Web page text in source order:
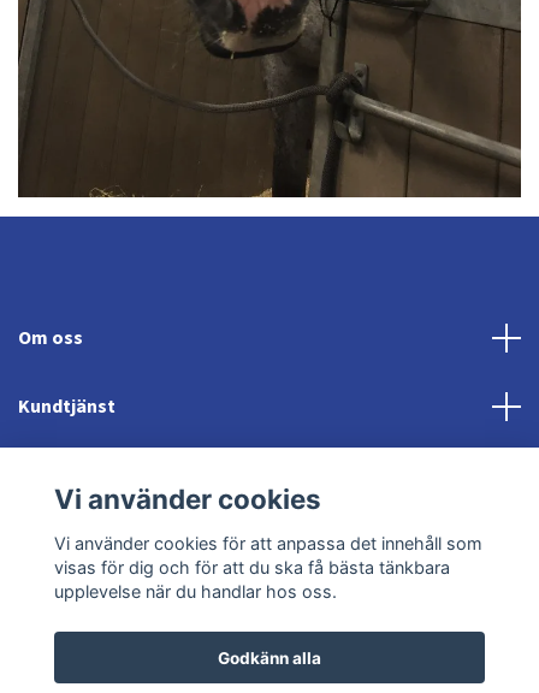
Om oss
Kundtjänst
Sociala medier
Vi använder cookies
Vi använder cookies för att anpassa det innehåll som
visas för dig och för att du ska få bästa tänkbara
upplevelse när du handlar hos oss.
Godkänn alla